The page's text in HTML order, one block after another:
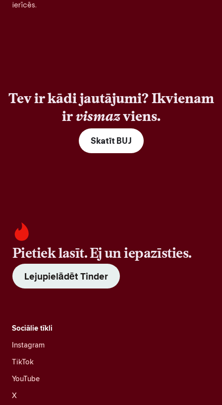
ierīcēs.
Tev ir kādi jautājumi? Ikvienam
irvismazviens.
Skatīt BUJ
Pietiek lasīt. Ej un iepazīsties.
Lejupielādēt Tinder
Sociālie tīkli
Instagram
TikTok
YouTube
X